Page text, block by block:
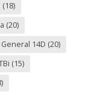
(18)
(20)
14D (20)
(15)